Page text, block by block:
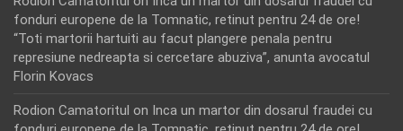
fonduri europene de la Tomnatic, retinut pentru 24 de ore!
“Toti martorii hartuiti au facut plangere penala pentru
represiune nedreapta si cercetare abuziva”, anunta avocatul
Florin Kovacs
Rodion Camatoritul on Inca un martor din dosarul fraudei cu